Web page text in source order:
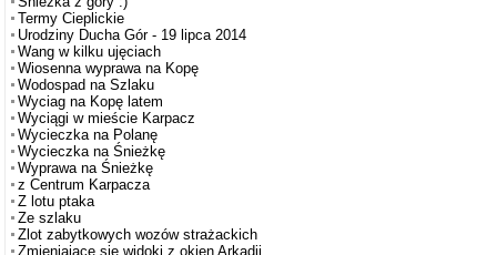
Termy Cieplickie
Urodziny Ducha Gór - 19 lipca 2014
Wang w kilku ujęciach
Wiosenna wyprawa na Kopę
Wodospad na Szlaku
Wyciag na Kopę latem
Wyciągi w mieście Karpacz
Wycieczka na Polanę
Wycieczka na Śnieżkę
Wyprawa na Śnieżkę
z Centrum Karpacza
Z lotu ptaka
Ze szlaku
Zlot zabytkowych wozów strażackich
Zmieniajace się widoki z okien Arkadii